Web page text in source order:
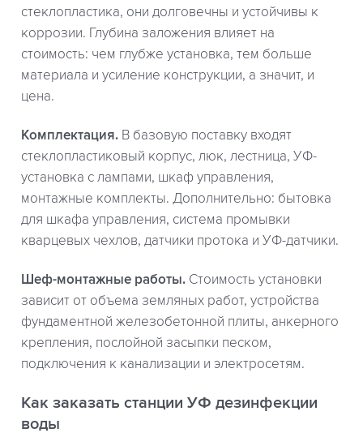
стеклопластика, они долговечны и устойчивы к
коррозии. Глубина заложения влияет на
стоимость: чем глубже установка, тем больше
материала и усиление конструкции, а значит, и
цена.
Комплектация. В базовую поставку входят
стеклопластиковый корпус, люк, лестница, УФ-
установка с лампами, шкаф управления,
монтажные комплекты. Дополнительно: бытовка
для шкафа управления, система промывки
кварцевых чехлов, датчики протока и УФ-датчики.
Шеф-монтажные работы. Стоимость установки
зависит от объема земляных работ, устройства
фундаментной железобетонной плиты, анкерного
крепления, послойной засыпки песком,
подключения к канализации и электросетям.
Как заказать станции УФ дезинфекции
воды